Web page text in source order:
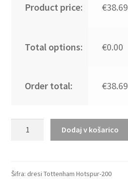
Product price: €38.69
Total options: €0.00
Order total: €38.69
Kompleti
Dodaj v košarico
Šifra: dresi Tottenham Hotspur-200